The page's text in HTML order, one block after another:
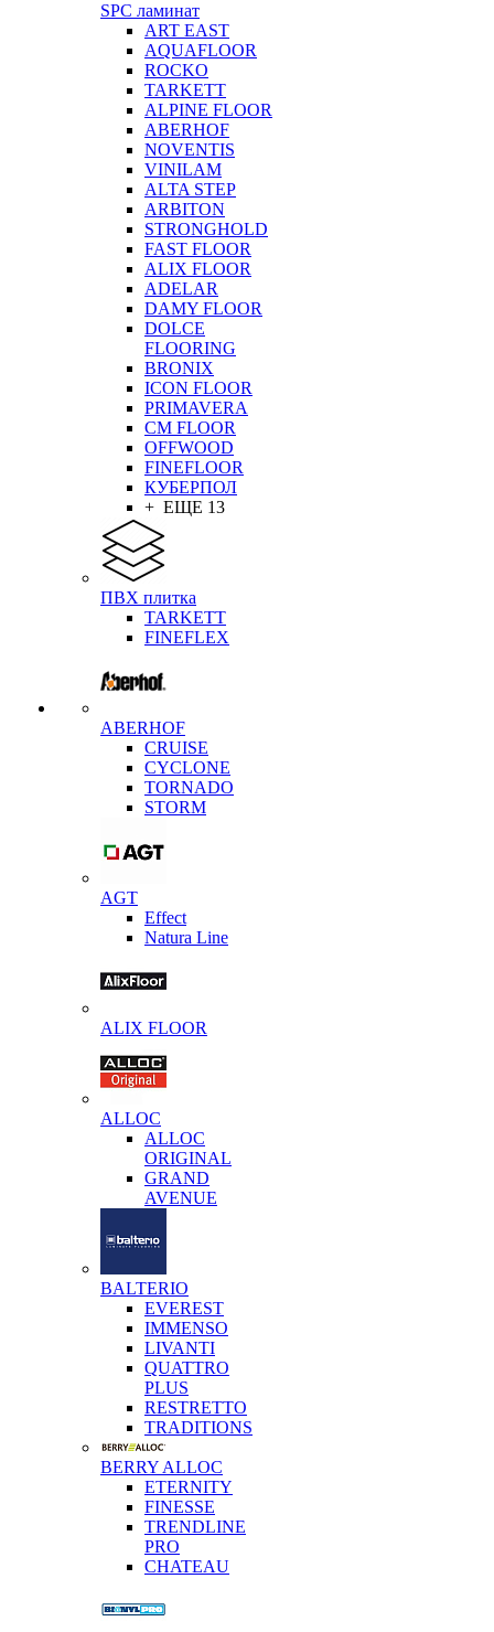
SPC ламинат
ART EAST
AQUAFLOOR
ROCKO
TARKETT
ALPINE FLOOR
ABERHOF
NOVENTIS
VINILAM
ALTA STEP
ARBITON
STRONGHOLD
FAST FLOOR
ALIX FLOOR
ADELAR
DAMY FLOOR
DOLCE
FLOORING
BRONIX
ICON FLOOR
PRIMAVERA
CM FLOOR
OFFWOOD
FINEFLOOR
КУБЕРПОЛ
+ ЕЩЕ 13
ПВХ плитка
TARKETT
FINEFLEX
ABERHOF
CRUISE
CYCLONE
TORNADO
STORM
AGT
Effect
Natura Line
ALIX FLOOR
ALLOC
ALLOC
ORIGINAL
GRAND
AVENUE
BALTERIO
EVEREST
IMMENSO
LIVANTI
QUATTRO
PLUS
RESTRETTO
TRADITIONS
BERRY ALLOC
ETERNITY
FINESSE
TRENDLINE
PRO
CHATEAU